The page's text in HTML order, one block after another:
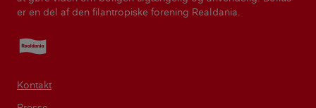
er en del af den filantropiske forening Realdania.
Realdania
Kontakt